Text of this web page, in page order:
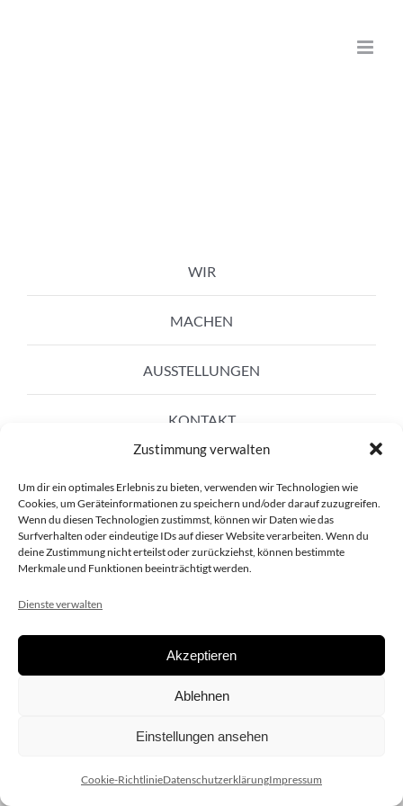
Zustimmung verwalten
Um dir ein optimales Erlebnis zu bieten, verwenden wir Technologien wie
Cookies, um Geräteinformationen zu speichern und/oder darauf zuzugreifen.
Wenn du diesen Technologien zustimmst, können wir Daten wie das
Surfverhalten oder eindeutige IDs auf dieser Website verarbeiten. Wenn du
deine Zustimmung nicht erteilst oder zurückziehst, können bestimmte
Merkmale und Funktionen beeinträchtigt werden.
Dienste verwalten
Akzeptieren
Ablehnen
Einstellungen ansehen
Cookie-RichtlinieDatenschutzerklärungImpressum
WIR
MACHEN
AUSSTELLUNGEN
KONTAKT
Copyright 2020 dieSCHAUsteller.at |Datenschützerklärung|
| Design:www.ARGEntur.at